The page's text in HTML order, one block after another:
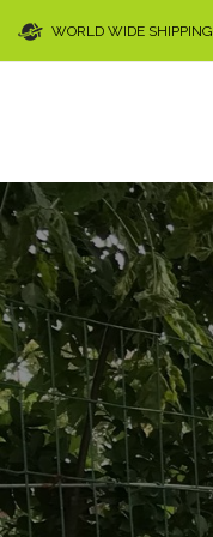
WORLD WIDE SHIPPING